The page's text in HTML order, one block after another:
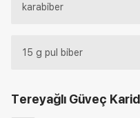
karabiber
15 g pul biber
Tereyağlı Güveç